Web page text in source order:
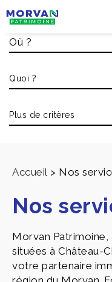
Accueil > Nos
Nos
Morvan Patrimoine,
situées à Château-
votre partenaire